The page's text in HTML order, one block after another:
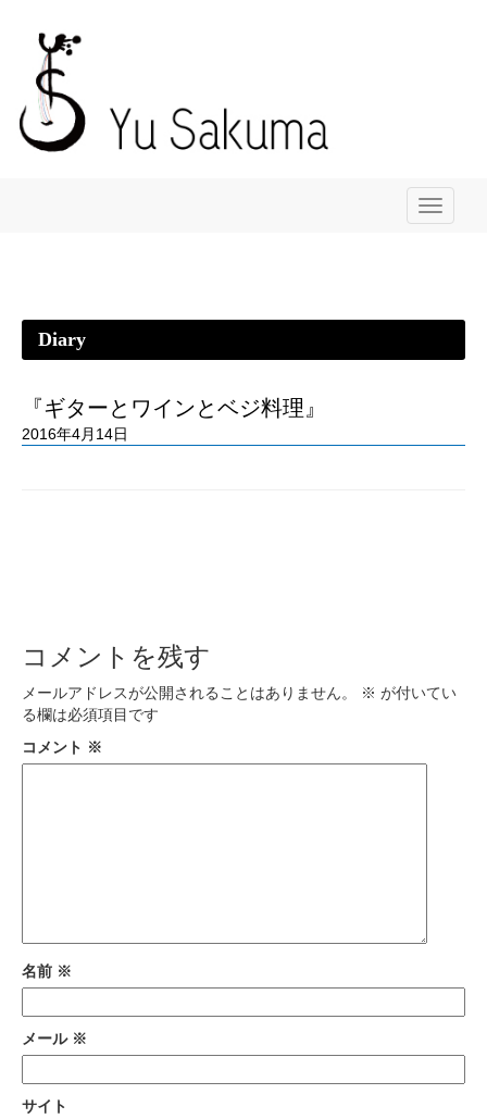
メ
ニ
Diary
『ギターとワインとベジ料理』
2016年4月14日
コメントを残す
メールアドレスが公開されることはありません。 ※ が付いてい
る欄は必須項目です
コメント ※
名前 ※
メール ※
サイト